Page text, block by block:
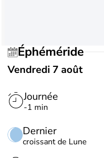
Éphéméride
Vendredi 7 août
Journée
-1 min
Dernier
croissant de Lune